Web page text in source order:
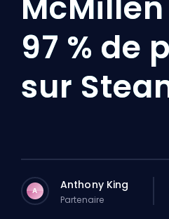
97 % de
sur
A Anthony King
Partenaire